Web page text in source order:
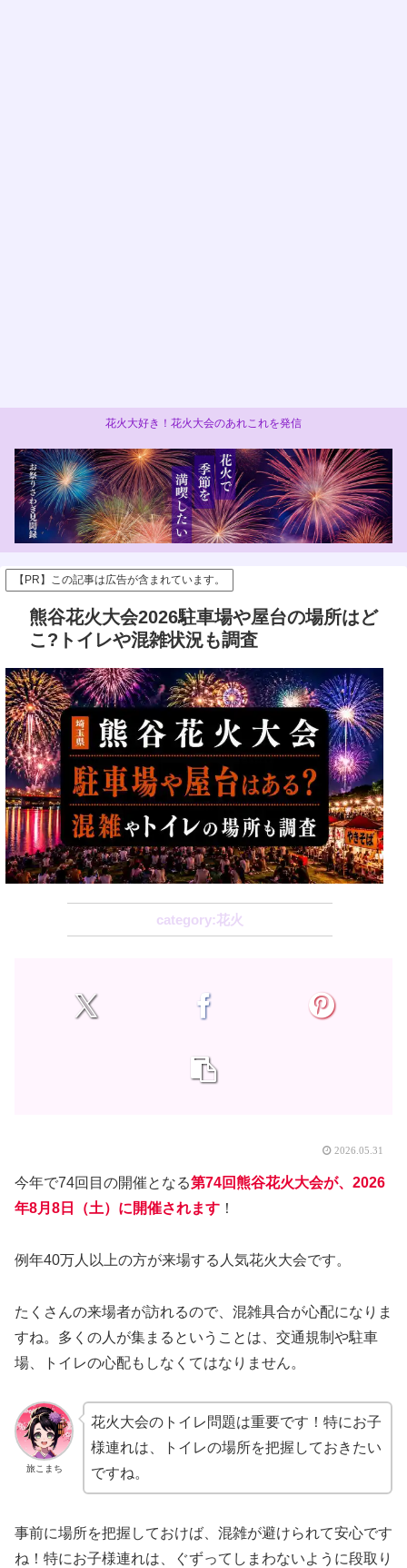
花火大好き！花火大会のあれこれを発信
【PR】この記事は広告が含まれています。
熊谷花火大会2026駐車場や屋台の場所はど
こ?トイレや混雑状況も調査
花火
2026.05.31
今年で74回目の開催となる第74回熊谷花火大会が、 2026
年8月8日（土） に開催されます ！
例年40万人以上の方が来場する人気花火大会です。
たくさんの来場者が訪れるので、混雑具合が心配になりま
すね。多くの人が集まるということは、交通規制や駐車
場、トイレの心配もしなくてはなりません。
旅こまち
花火大会のトイレ問題は重要です！特にお子
様連れは、トイレの場所を把握しておきたい
ですね。
事前に場所を把握しておけば、混雑が避けられて安心です
ね！特にお子様連れは、ぐずってしまわないように段取り